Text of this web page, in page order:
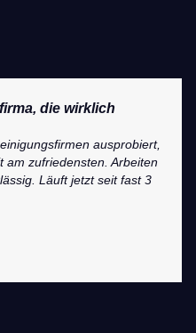
die wirklich
ausprobiert,
am zufriedensten. Arbeiten
Läuft jetzt seit fast 3